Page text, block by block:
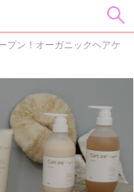
プン！オーガニックヘアケ